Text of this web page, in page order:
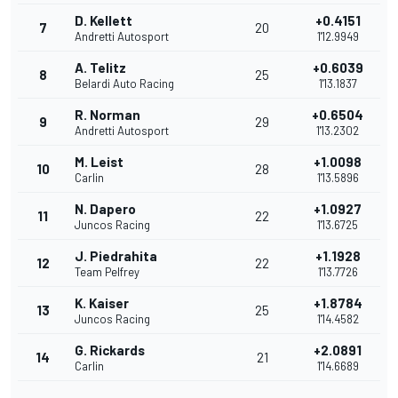
7 D. Kellett
Andretti Autosport
20 +0.4151
1'12.9949
8 A. Telitz
Belardi Auto Racing
25 +0.6039
1'13.1837
9 R. Norman
Andretti Autosport
29 +0.6504
1'13.2302
10 M. Leist
Carlin
28 +1.0098
1'13.5896
11 N. Dapero
Juncos Racing
22 +1.0927
1'13.6725
12 J. Piedrahita
Team Pelfrey
22 +1.1928
1'13.7726
13 K. Kaiser
Juncos Racing
25 +1.8784
1'14.4582
14 G. Rickards
Carlin
21 +2.0891
1'14.6689